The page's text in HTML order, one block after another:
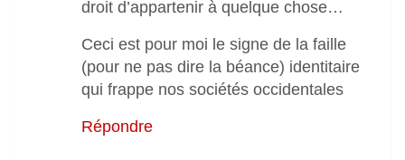
droit d’appartenir à quelque chose…
Ceci est pour moi le signe de la faille
(pour ne pas dire la béance) identitaire
qui frappe nos sociétés occidentales
Répondre